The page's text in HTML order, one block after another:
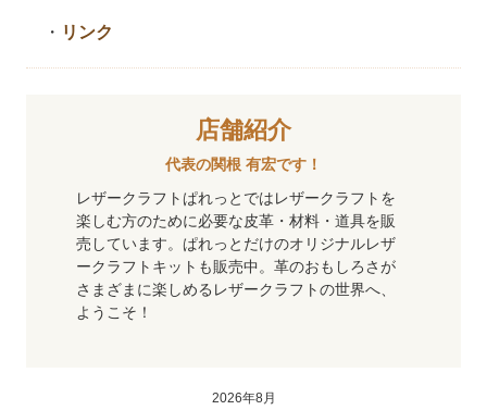
・ リンク
店舗紹介
代表の関根 有宏です！
レザークラフトぱれっとではレザークラフトを
楽しむ方のために必要な皮革・材料・道具を販
売しています。ぱれっとだけのオリジナルレザ
ークラフトキットも販売中。革のおもしろさが
さまざまに楽しめるレザークラフトの世界へ、
ようこそ！
2026年8月